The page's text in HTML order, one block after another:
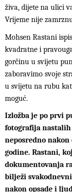
živa, dijete na ulici
Vrijeme nije
Mohsen Rastani
kvadratne i
gorčinu u svijetu
zaboravimo svoje
u svijetu na rubu
moguć.
Izložba je po prvi
fotografija
neposredno nakon
godine. Rastani,
dokumentovanja
bilježi
nakon opsade i